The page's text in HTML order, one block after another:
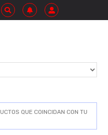
QUE COINCIDAN CON TU